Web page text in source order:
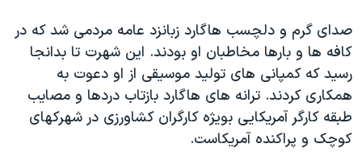
صدای گرم و دلچسب هاگارد زبانزد عامه مردمی شد که در
کافه ها و بارها مخاطبان او بودند. این شهرت تا بدانجا
رسید که کمپانی های تولید موسیقی از او دعوت به
همکاری کردند. ترانه های هاگارد بازتاب دردها و مصایب
طبقه کارگر آمریکایی بویژه کارگران کشاورزی در شهرکهای
کوچک و پراکنده آمریکاست.